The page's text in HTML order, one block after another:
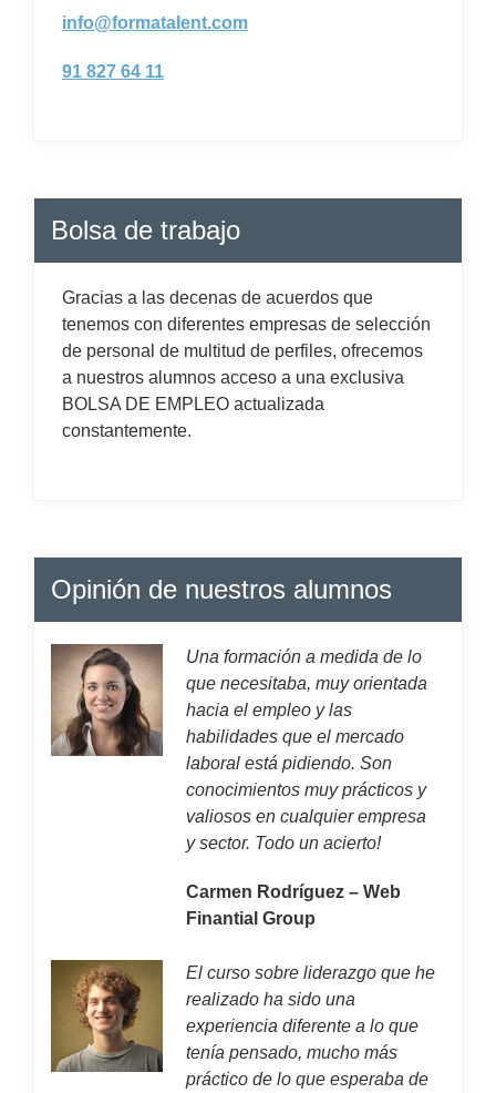
info@formatalent.com
91 827 64 11
Bolsa de trabajo
Gracias a las decenas de acuerdos que
tenemos con diferentes empresas de selección
de personal de multitud de perfiles, ofrecemos
a nuestros alumnos acceso a una exclusiva
BOLSA DE EMPLEO actualizada
constantemente.
Opinión de nuestros alumnos
Una formación a medida de lo
que necesitaba, muy orientada
hacia el empleo y las
habilidades que el mercado
laboral está pidiendo. Son
conocimientos muy prácticos y
valiosos en cualquier empresa
y sector. Todo un acierto!
Carmen Rodríguez – Web
Finantial Group
El curso sobre liderazgo que he
realizado ha sido una
experiencia diferente a lo que
tenía pensado, mucho más
práctico de lo que esperaba de